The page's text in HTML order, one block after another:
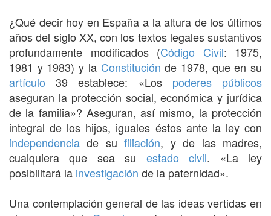
¿Qué decir hoy en España a la altura de los últimos
años del siglo XX, con los textos legales sustantivos
profundamente modificados (Código Civil: 1975,
1981 y 1983) y la Constitución de 1978, que en su
artículo 39 establece: «Los poderes públicos
aseguran la protección social, económica y jurídica
de la familia»? Aseguran, así mismo, la protección
integral de los hijos, iguales éstos ante la ley con
independencia de sufiliación, y de las madres,
cualquiera que sea su estado civil. «La ley
posibilitará la investigación de la paternidad».
Una contemplación general de las ideas vertidas en